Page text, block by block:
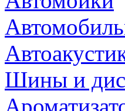
Шины и